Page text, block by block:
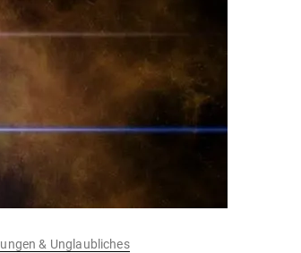
& Unglaubliches